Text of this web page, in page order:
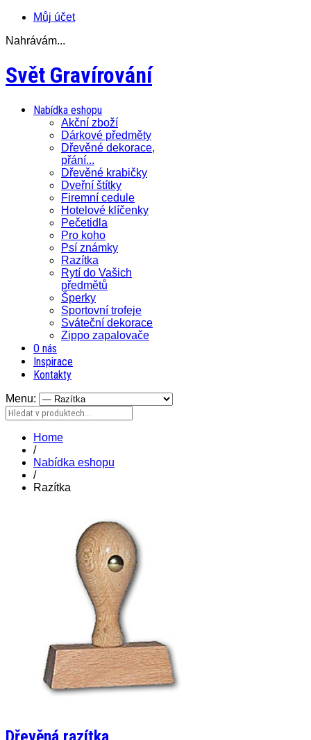
Můj účet
Nahrávám...
Svět Gravírování
Nabídka eshopu
Akční zboží
Dárkové předměty
Dřevěné dekorace,
přání...
Dřevěné krabičky
Dveřní štítky
Firemní cedule
Hotelové klíčenky
Pečetidla
Pro koho
Psí známky
Razítka
Rytí do Vašich
předmětů
Šperky
Sportovní trofeje
Sváteční dekorace
Zippo zapalovače
O nás
Inspirace
Kontakty
Menu:
Home
/
Nabídka eshopu
/
Razítka